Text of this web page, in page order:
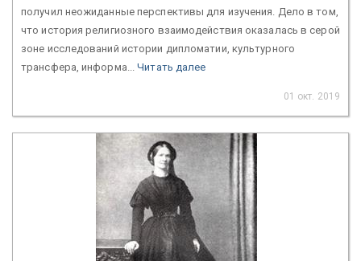
получил неожиданные перспективы для изучения. Дело в том,
что история религиозного взаимодействия оказалась в серой
зоне исследований истории дипломатии, культурного
трансфера, информа...Читать далее
01 окт. 2019